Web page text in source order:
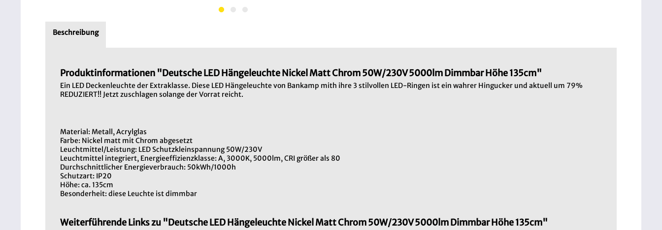
Beschreibung
Produktinformationen "Deutsche LED Hängeleuchte Nickel Matt Chrom 50W/230V 5000lm Dimmbar Höhe 135cm"
Ein LED Deckenleuchte der Extraklasse. Diese LED Hängeleuchte von Bankamp mith ihre 3 stilvollen LED-Ringen ist ein wahrer Hingucker und aktuell um 79%
REDUZIERT!! Jetzt zuschlagen solange der Vorrat reicht.
Material: Metall, Acrylglas
Farbe: Nickel matt mit Chrom abgesetzt
Leuchtmittel/Leistung: LED Schutzkleinspannung 50W/230V
Leuchtmittel integriert, Energieeffizienzklasse: A, 3000K, 5000lm, CRI größer als 80
Durchschnittlicher Energieverbrauch: 50kWh/1000h
Schutzart: IP20
Höhe: ca. 135cm
Besonderheit: diese Leuchte ist dimmbar
Weiterführende Links zu "Deutsche LED Hängeleuchte Nickel Matt Chrom 50W/230V 5000lm Dimmbar Höhe 135cm"